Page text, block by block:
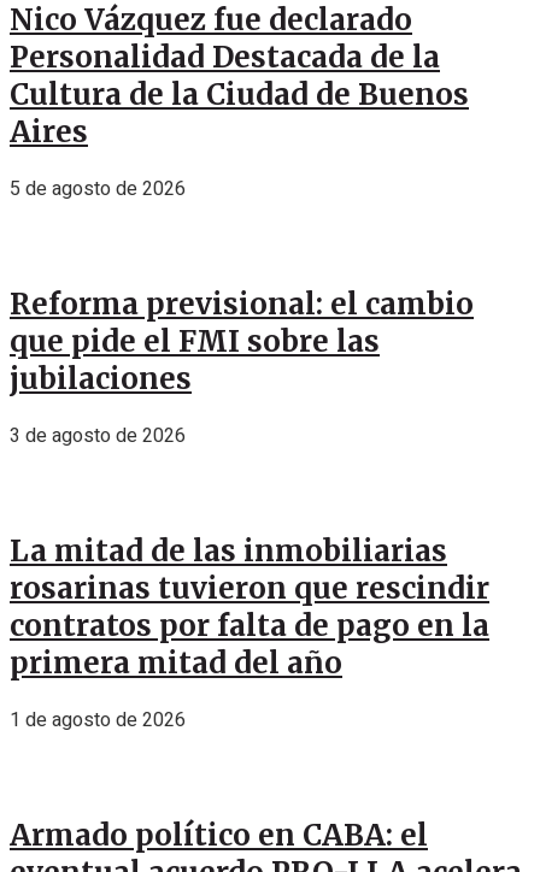
Nico Vázquez fue declarado
Personalidad Destacada de la
Cultura de la Ciudad de Buenos
Aires
5 de agosto de 2026
Reforma previsional: el cambio
que pide el FMI sobre las
jubilaciones
3 de agosto de 2026
La mitad de las inmobiliarias
rosarinas tuvieron que rescindir
contratos por falta de pago en la
primera mitad del año
1 de agosto de 2026
Armado político en CABA: el